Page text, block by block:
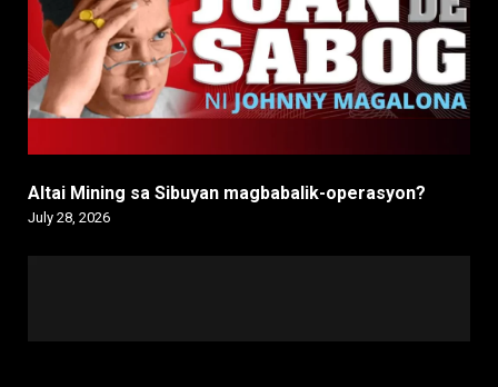
Altai Mining sa Sibuyan magbabalik-operasyon?
July 28, 2026